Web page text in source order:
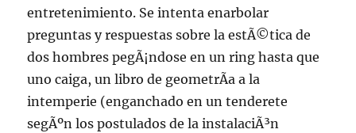
entretenimiento. Se intenta enarbolar
preguntas y respuestas sobre la estÃ©tica de
dos hombres pegÃ¡ndose en un ring hasta que
uno caiga, un libro de geometrÃ­a a la
intemperie (enganchado en un tenderete
segÃºn los postulados de la instalaciÃ³n